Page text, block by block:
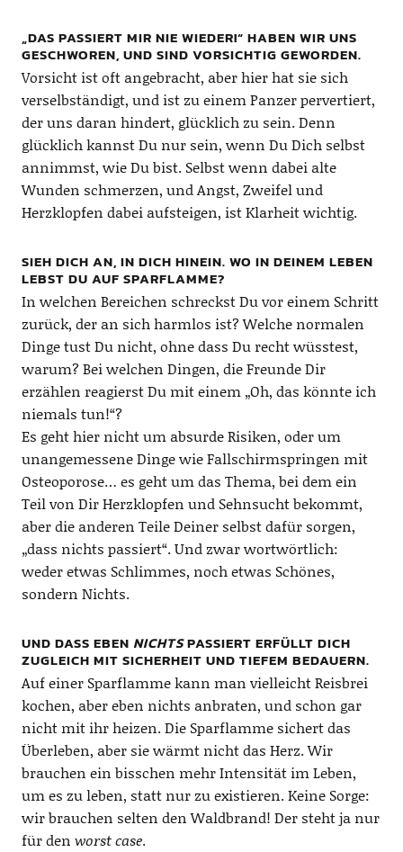
„DAS PASSIERT MIR NIE WIEDER!“ HABEN WIR UNS
GESCHWOREN, UND SIND VORSICHTIG GEWORDEN.
Vorsicht ist oft angebracht, aber hier hat sie sich
verselbständigt, und ist zu einem Panzer pervertiert,
der uns daran hindert, glücklich zu sein. Denn
glücklich kannst Du nur sein, wenn Du Dich selbst
annimmst, wie Du bist. Selbst wenn dabei alte
Wunden schmerzen, und Angst, Zweifel und
Herzklopfen dabei aufsteigen, ist Klarheit wichtig.
SIEH DICH AN, IN DICH HINEIN. WO IN DEINEM LEBEN
LEBST DU AUF SPARFLAMME?
In welchen Bereichen schreckst Du vor einem Schritt
zurück, der an sich harmlos ist? Welche normalen
Dinge tust Du nicht, ohne dass Du recht wüsstest,
warum? Bei welchen Dingen, die Freunde Dir
erzählen reagierst Du mit einem „Oh, das könnte ich
niemals tun!“?
Es geht hier nicht um absurde Risiken, oder um
unangemessene Dinge wie Fallschirmspringen mit
Osteoporose… es geht um das Thema, bei dem ein
Teil von Dir Herzklopfen und Sehnsucht bekommt,
aber die anderen Teile Deiner selbst dafür sorgen,
„dass nichts passiert“. Und zwar wortwörtlich:
weder etwas Schlimmes, noch etwas Schönes,
sondern Nichts.
UND DASS EBEN NICHTSPASSIERT ERFÜLLT DICH
ZUGLEICH MIT SICHERHEIT UND TIEFEM BEDAUERN.
Auf einer Sparflamme kann man vielleicht Reisbrei
kochen, aber eben nichts anbraten, und schon gar
nicht mit ihr heizen. Die Sparflamme sichert das
Überleben, aber sie wärmt nicht das Herz. Wir
brauchen ein bisschen mehr Intensität im Leben,
um es zu leben, statt nur zu existieren. Keine Sorge:
wir brauchen selten den Waldbrand! Der steht ja nur
für den worst case.